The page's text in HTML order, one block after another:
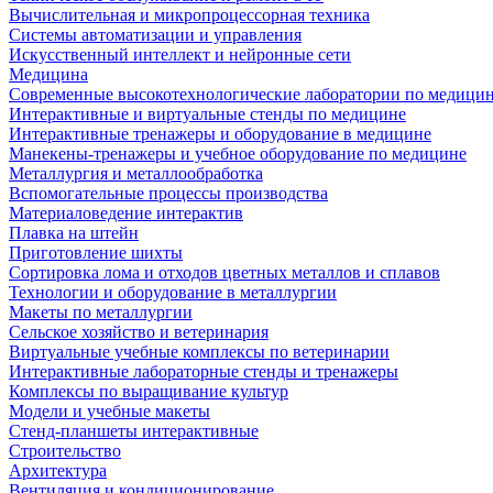
Вычислительная и микропроцессорная техника
Системы автоматизации и управления
Искусственный интеллект и нейронные сети
Медицина
Современные высокотехнологические лаборатории по
Интерактивные и виртуальные стенды по медицине
Интерактивные тренажеры и оборудование в медицине
Манекены-тренажеры и учебное оборудование по медицине
Металлургия и металлообработка
Вспомогательные процессы производства
Материаловедение интерактив
Плавка на штейн
Приготовление шихты
Сортировка лома и отходов цветных металлов и сплавов
Технологии и оборудование в металлургии
Макеты по металлургии
Сельское хозяйство и ветеринария
Виртуальные учебные комплексы по ветеринарии
Интерактивные лабораторные стенды и тренажеры
Комплексы по выращивание культур
Модели и учебные макеты
Стенд-планшеты интерактивные
Строительство
Архитектура